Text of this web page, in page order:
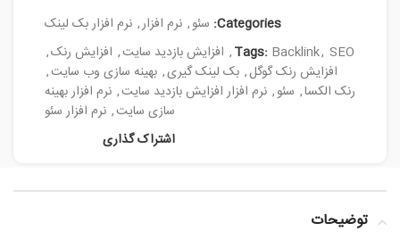
Categories: سئو, نرم افزار, نرم افزار بک لینک
Tags: Backlink, SEO
, افزایش بازدید سایت, افزایش رنک,
افزایش رنک گوگل, بک لینک گیری, بهینه سازی وب سایت,
رنک الکسا, سئو, نرم افزار افزایش بازدید سایت, نرم افزار بهینه
سازی سایت, نرم افزار سئو
اشتراک گذاری
توضیحات